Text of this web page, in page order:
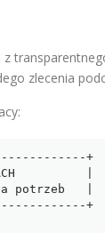
zlecenia
+
|
potrzeb   |
+